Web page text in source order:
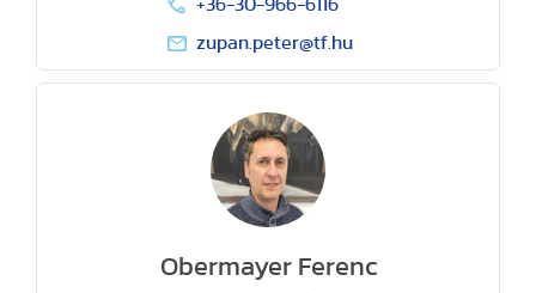
+36-30-966-6116
zupan.peter@tf.hu
Obermayer Ferenc